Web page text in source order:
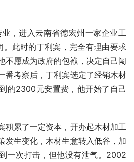
，进入云南省德宏州一家企业工
。此时的丁利宾，完全有理由要求
不愿成为政府的包袱，决定自己闯
番考察后，丁利宾选定了经销木材
的2300元安置费，他开始了自己
积累了一定资本，开办起木材加工
发生变化，木材生意转入低谷，加
一次打击，但他没有泄气。2002